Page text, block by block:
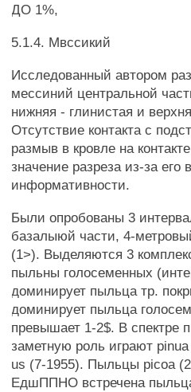
ДО 1%,
5.1.4. Мвссикий
Исследованный автором
мессиний центральной
нижняя - глинистая и
Отсутствие контакта с
размыв в кровле на
значение разреза из-за его
информативности.
Были опробованы 3
базалыюй части, 4-
(1>). Выделяются 3
пыльны голосеменных
доминирует пыльца тр.
доминирует пыльца
превышает 1-2$. В спектре
заметную роль играют
us (7-1955). Пыльцы picoa
ЕдшППНО встречена